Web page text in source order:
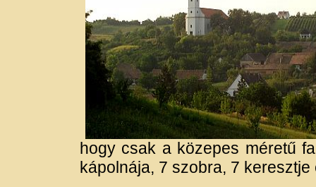
hogy csak a közepes méretű
kápolnája, 7 szobra, 7